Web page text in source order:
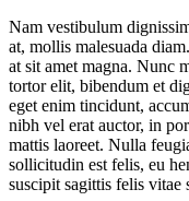
Nam vestibulum
at, mollis malesuada
at sit amet magna. Nunc
tortor elit, bibendum et
eget enim tincidunt,
nibh vel erat auctor, in
mattis laoreet. Nulla
sollicitudin est felis, eu
suscipit sagittis felis vitae